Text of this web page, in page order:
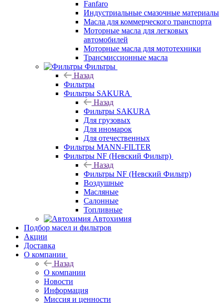
Fanfaro
Индустриальные смазочные материалы
Масла для коммерческого транспорта
Моторные масла для легковых
автомобилей
Моторные масла для мототехники
Трансмиссионные масла
Фильтры
Назад
Фильтры
Фильтры SAKURA
Назад
Фильтры SAKURA
Для грузовых
Для иномарок
Для отечественных
Фильтры MANN-FILTER
Фильтры NF (Невский Фильтр)
Назад
Фильтры NF (Невский Фильтр)
Воздушные
Масляные
Салонные
Топливные
Автохимия
Подбор масел и фильтров
Акции
Доставка
О компании
Назад
О компании
Новости
Информация
Миссия и ценности